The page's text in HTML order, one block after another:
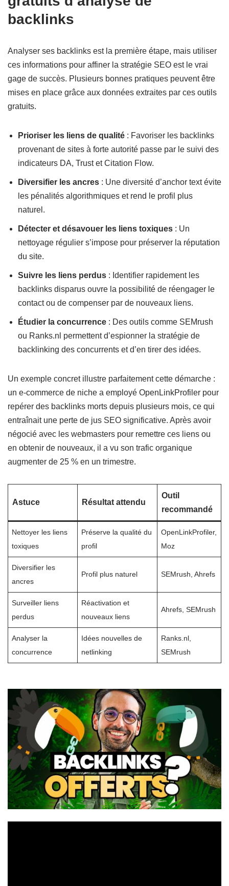
backlinks
Analyser ses backlinks est la première étape, mais utiliser
ces informations pour affiner la stratégie SEO est le vrai
gage de succès. Plusieurs bonnes pratiques peuvent être
mises en place grâce aux données extraites par ces outils
gratuits.
Prioriser les liens de qualité : Favoriser les backlinks
provenant de sites à forte autorité passe par le suivi des
indicateurs DA, Trust et Citation Flow.
Diversifier les ancres : Une diversité d’anchor text évite
les pénalités algorithmiques et rend le profil plus
naturel.
Détecter et désavouer les liens toxiques : Un
nettoyage régulier s’impose pour préserver la réputation
du site.
Suivre les liens perdus : Identifier rapidement les
backlinks disparus ouvre la possibilité de réengager le
contact ou de compenser par de nouveaux liens.
Étudier la concurrence : Des outils comme SEMrush
ou Ranks.nl permettent d’espionner la stratégie de
backlinking des concurrents et d’en tirer des idées.
Un exemple concret illustre parfaitement cette démarche :
un e-commerce de niche a employé OpenLinkProfiler pour
repérer des backlinks morts depuis plusieurs mois, ce qui
entraînait une perte de jus SEO significative. Après avoir
négocié avec les webmasters pour remettre ces liens ou
en obtenir de nouveaux, il a vu son trafic organique
augmenter de 25 % en un trimestre.
Astuce Résultat attendu
Outil
recommandé
Nettoyer les liens
toxiques
Préserve la qualité du
profil
OpenLinkProfiler,
Moz
Diversifier les
ancres
Profil plus naturel SEMrush, Ahrefs
Surveiller liens
perdus
Réactivation et
nouveaux liens
Ahrefs, SEMrush
Analyser la
concurrence
Idées nouvelles de
netlinking
Ranks.nl,
SEMrush